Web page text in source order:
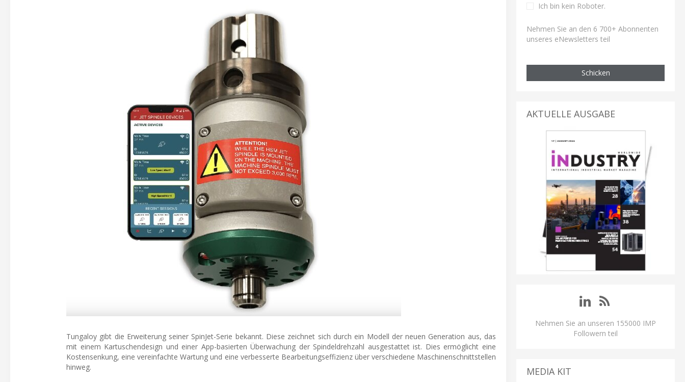
Tungaloy gibt die Erweiterung seiner SpinJet-Serie bekannt. Diese zeichnet sich durch ein Modell der neuen Generation aus, das
mit einem Kartuschendesign und einer App-basierten Überwachung der Spindeldrehzahl ausgestattet ist. Dies ermöglicht eine
Kostensenkung, eine vereinfachte Wartung und eine verbesserte Bearbeitungseffizienz über verschiedene Maschinenschnittstellen
hinweg.
Ich bin kein Roboter.
Nehmen Sie an den 6 700+ Abonnenten
unseres eNewsletters teil
Schicken
AKTUELLE AUSGABE
Nehmen Sie an unseren 155000 IMP
Followern teil
MEDIA KIT